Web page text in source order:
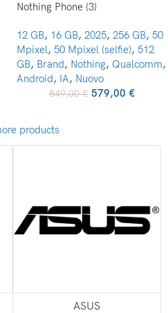
Nothing Phone (3)
12 GB, 16 GB, 2025, 256 GB, 50
Mpixel, 50 Mpixel (selfie), 512
GB, Brand, Nothing, Qualcomm,
Android, IA, Nuovo
849,00€ 579,00 €
products
ASUS